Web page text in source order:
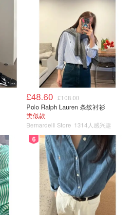
£48.60 £108.00
Polo Ralph Lauren 条纹衬衫
类似款
Bernardelli Store 1314人感兴趣
6